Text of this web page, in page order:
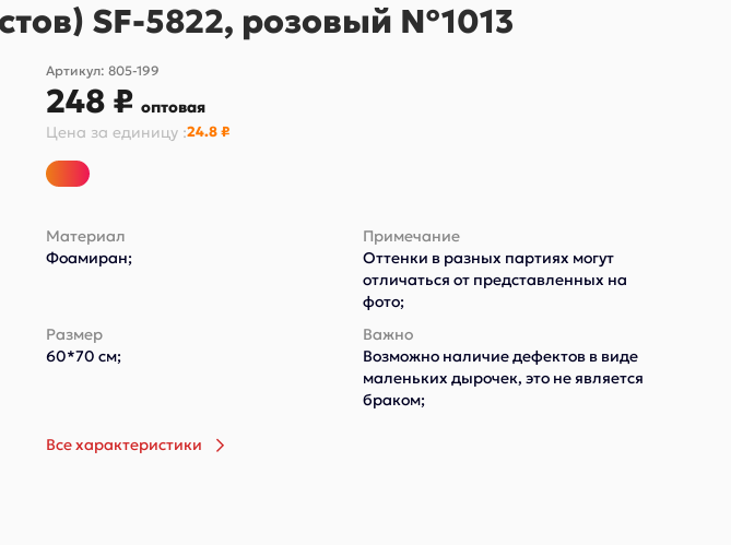
SF-5822, розовый №1013
Артикул:805-199
248 ₽оптовая
Цена заединицу :24.8 ₽
Материал
Фоамиран;
Примечание
Оттенки в разных партиях могут
отличаться от представленных на
фото;
Размер
60*70 см;
Важно
Возможно наличие дефектов в виде
маленьких дырочек, это не является
браком;
Все характеристики